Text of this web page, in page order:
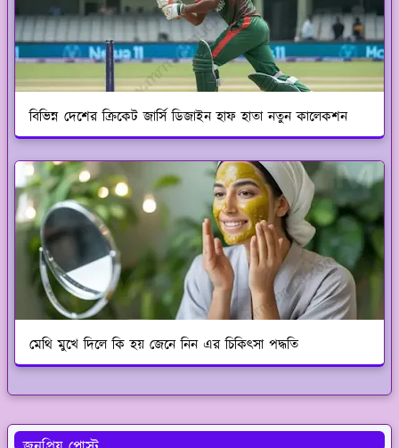
বিভিন্ন দেশের ক্রিকেট জার্সি ডিজাইন হাফ হাতা নতুন কালেকশন
মেথি মুখে দিলে কি হয় জেনে নিন এর চিকিৎসা পদ্ধতি